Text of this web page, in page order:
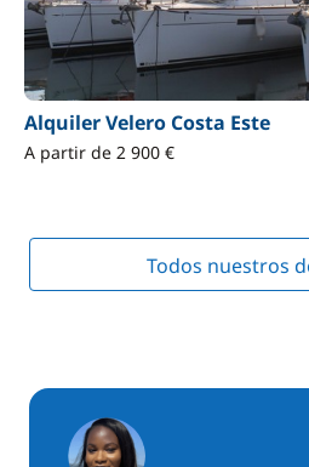
Alquiler Velero Costa Este
A partir de 2 900 €
Todos nuestros